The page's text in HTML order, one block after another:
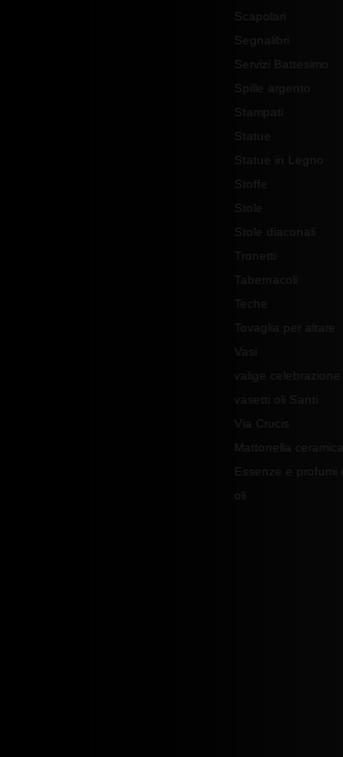
Scapolari
Segnalibri
Servizi Battesimo
Spille argento
Stampati
Statue
Statue in Legno
Stoffe
Stole
Stole diaconali
Tabernacoli
valige celebrazione
Mattonella ceramica
Essenze e profumi e